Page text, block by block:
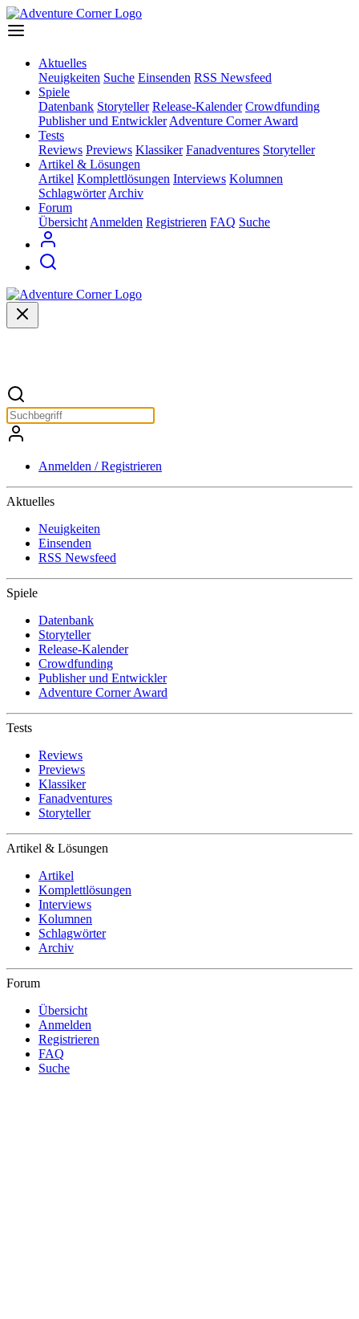
Aktuelles
Neuigkeiten Suche Einsenden RSS Newsfeed
Spiele
Datenbank Storyteller Release-Kalender Crowdfunding
Publisher und Entwickler Adventure Corner Award
Tests
Reviews Previews Klassiker Fanadventures Storyteller
Artikel & Lösungen
Artikel Komplettlösungen Interviews Kolumnen
Schlagwörter Archiv
Forum
Übersicht Anmelden Registrieren FAQ Suche
Anmelden / Registrieren
Aktuelles
Neuigkeiten
Einsenden
RSS Newsfeed
Spiele
Datenbank
Storyteller
Release-Kalender
Crowdfunding
Publisher und Entwickler
Adventure Corner Award
Tests
Reviews
Previews
Klassiker
Fanadventures
Storyteller
Artikel & Lösungen
Artikel
Komplettlösungen
Interviews
Kolumnen
Schlagwörter
Archiv
Forum
Übersicht
Anmelden
Registrieren
FAQ
Suche